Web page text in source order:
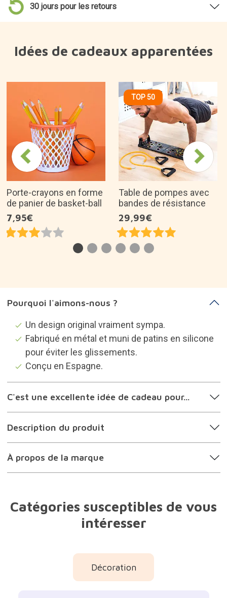
30 jours pour les retours
Idées de cadeaux apparentées
Porte-crayons en forme
de panier de basket-ball
7,95€
TOP 50
Table de pompes avec
bandes de résistance
29,99€
Pourquoi l'aimons-nous ?
Un design original vraiment sympa.
Fabriqué en métal et muni de patins en silicone
pour éviter les glissements.
Conçu en Espagne.
C'est une excellente idée de cadeau pour...
Description du produit
À propos de la marque
Catégories susceptibles de vous
intéresser
Décoration